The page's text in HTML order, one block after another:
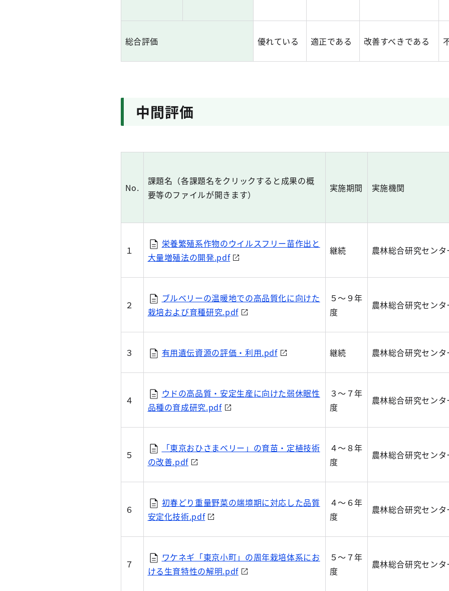
総合評価 優れている 適正である 改善すべきである
中間評価
No.
課題名（各課題名をクリックすると成果の概
要等のファイルが開きます）
実施期間 実施機関
１
栄養繁殖系作物のウイルスフリー苗作出と
大量増殖法の開発.pdf
継続 農林総合研究センタ
２
ブルベリーの温暖地での高品質化に向けた
栽培および育種研究.pdf
５～９年
度
農林総合研究センタ
３ 有用遺伝資源の評価・利用.pdf 継続 農林総合研究センタ
４
ウドの高品質・安定生産に向けた弱休眠性
品種の育成研究.pdf
３～７年
度
農林総合研究センタ
５
「東京おひさまベリー」の育苗・定植技術
の改善.pdf
４～８年
度
農林総合研究センタ
６
初春どり重量野菜の端境期に対応した品質
安定化技術.pdf
４～６年
度
農林総合研究センタ
７
ワケネギ「東京小町」の周年栽培体系にお
ける生育特性の解明.pdf
５～７年
度
農林総合研究センタ